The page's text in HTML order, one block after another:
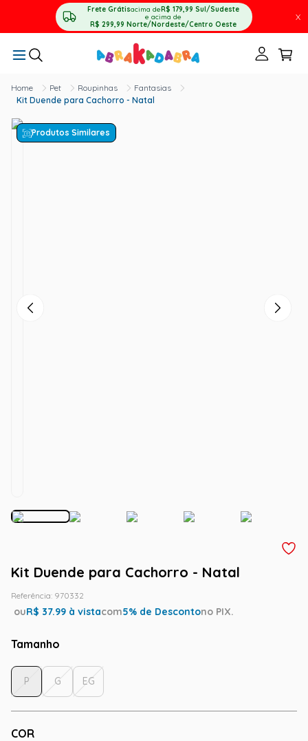
Frete Grátisacima deR$ 179,99 Sul/Sudeste
e acima de
R$ 299,99 Norte/Nordeste/Centro Oeste
X
Pet Roupinhas
Fantasias
Kit Duende para Cachorro - Natal
Produtos Similares
Kit Duende para Cachorro - Natal
Referência: 970332
ouR$ 37.99 à vistacom5% de Descontono PIX.
Tamanho
COR
P G EG